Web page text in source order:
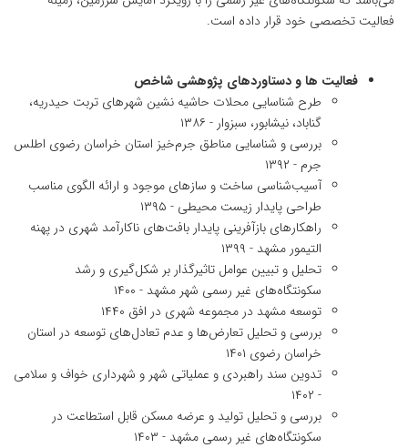
فعالیت تخصصی خود قرار داده است.
فعالیت ها و دستاوردهای پژوهشی شاخص
طرح شناسایی محلات حاشیه نشین شهرهای تربت حیدریه،
گناباد، نیشابور، سبزوار - ۱۳۸۶
بررسی و شناسایی مناطق جرم‌خیز استان خراسان رضوی اطلس
جرم - ۱۳۹۲
آسیب‌شناسی ساخت و سازهای موجود و ارائه الگوی مناسب
طراحی پایدار زیست محیطی - ۱۳۹۵
راهکارهای بازآفرینی پایدار بافت‌های ناکارآمد شهری در پهنه
التیمور مشهد - ۱۳۹۹
تحلیل و تبیین عوامل تاثیرگذار بر شکل‌گیری و رشد
سکونتگاه‌های غیر رسمی شهر مشهد - ۱۴۰۰
توسعه مشهد در مجموعه شهری در افق ۱۴۴۰
بررسی و تحلیل تعارض‌ها و عدم تعادل‌های توسعه در استان
خراسان رضوی ۱۴۰۱
تدوین سند راهبردی و عملیاتی شهر و شهرداری خواف و سلامی
- ۱۴۰۲
بررسی و تحلیل تولید و عرضه مسکن قابل استطاعت در
سکونتگاه‌های غیر رسمی مشهد - ۱۴۰۳